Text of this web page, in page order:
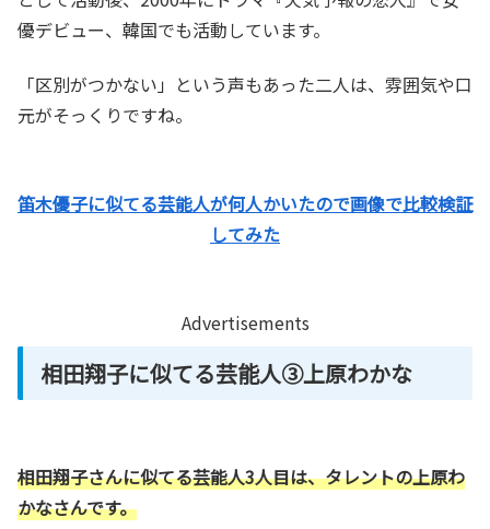
優デビュー、韓国でも活動しています。
「区別がつかない」という声もあった二人は、雰囲気や口
元がそっくりですね。
笛木優子に似てる芸能人が何人かいたので画像で比較検証
してみた
Advertisements
相田翔子に似てる芸能人③上原わかな
相田翔子さんに似てる芸能人3人目は、タレントの上原わ
かなさんです。